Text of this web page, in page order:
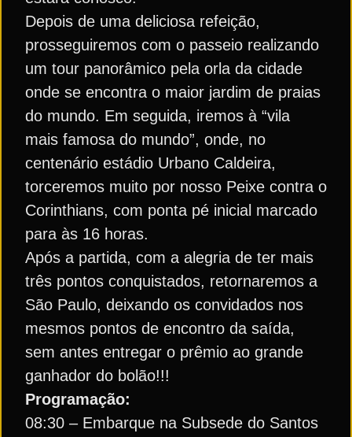
Depois de uma deliciosa refeição,
prosseguiremos com o passeio realizando
um tour panorâmico pela orla da cidade
onde se encontra o maior jardim de praias
do mundo. Em seguida, iremos à “vila
mais famosa do mundo”, onde, no
centenário estádio Urbano Caldeira,
torceremos muito por nosso Peixe contra o
Corinthians, com ponta pé inicial marcado
para às 16 horas.
Após a partida, com a alegria de ter mais
três pontos conquistados, retornaremos a
São Paulo, deixando os convidados nos
mesmos pontos de encontro da saída,
sem antes entregar o prêmio ao grande
ganhador do bolão!!!
Programação:
08:30 – Embarque na Subsede do Santos